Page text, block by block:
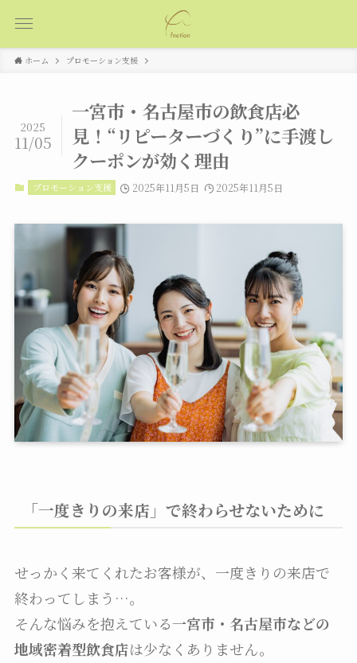
ホーム プロモーション支援
一宮市・名古屋市の飲食店必
見！“リピーターづくり”に手渡し
クーポンが効く理由
2025
11/05
プロモーション支援 2025年11月5日 2025年11月5日
「一度きりの来店」で終わらせないために
せっかく来てくれたお客様が、一度きりの来店で
終わってしまう…。
そんな悩みを抱えている一宮市・名古屋市などの
地域密着型飲食店は少なくありません。